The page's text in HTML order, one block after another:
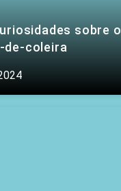
sobre o
de-coleira